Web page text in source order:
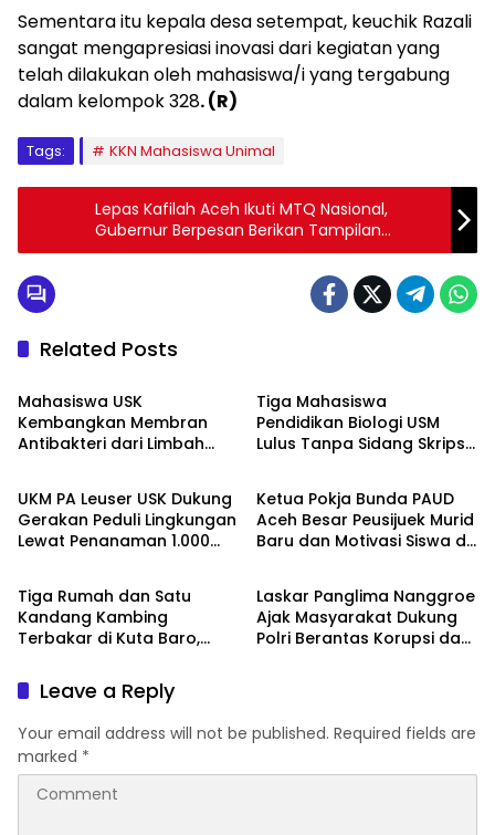
Sementara itu kepala desa setempat, keuchik Razali
sangat mengapresiasi inovasi dari kegiatan yang
telah dilakukan oleh mahasiswa/i yang tergabung
dalam kelompok 328. (R)
Tags: KKN Mahasiswa Unimal
Lepas Kafilah Aceh Ikuti MTQ Nasional,
Gubernur Berpesan Berikan Tampilan
Terbaik
Related Posts
Headline
Mahasiswa USK
Kembangkan Membran
Antibakteri dari Limbah
Tiga Mahasiswa
Pendidikan Biologi USM
Lulus Tanpa Sidang Skripsi
Headline
UKM PA Leuser USK Dukung
Gerakan Peduli Lingkungan
Lewat Penanaman 1.000
Headline
Ketua Pokja Bunda PAUD
Aceh Besar Peusijuek Murid
Baru dan Motivasi Siswa di
Headline
Tiga Rumah dan Satu
Kandang Kambing
Terbakar di Kuta Baro,
Headline
Laskar Panglima Nanggroe
Ajak Masyarakat Dukung
Polri Berantas Korupsi dan
Leave a Reply
Your email address will not be published. Required fields are
marked *